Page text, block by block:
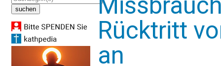
Rücktritt
an